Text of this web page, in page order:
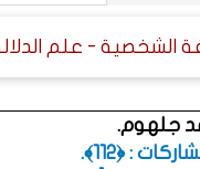
جلهوم.
: ﴿112﴾.